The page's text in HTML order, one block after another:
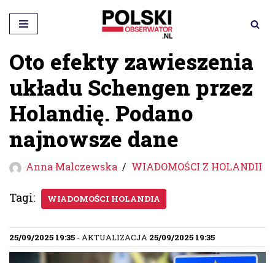
Przejdź
do
treści
Oto efekty zawieszenia
układu Schengen przez
Holandię. Podano
najnowsze dane
Anna Malczewska WIADOMOŚCI Z HOLANDII
Tagi: WIADOMOŚCI HOLANDIA
25/09/2025 19:35 - AKTUALIZACJA 25/09/2025 19:35